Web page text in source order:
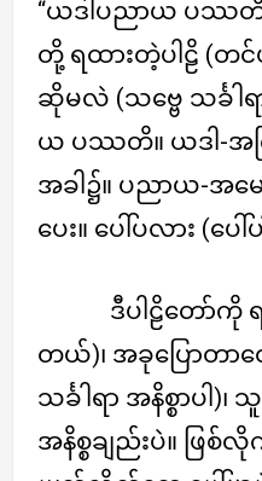
“ယဒါပညာယ ပဿတိ”
တို့ ရထားတဲ့ပါဠိ (တ
ဆိုမလဲ (သဗ္ဗေ သင်္ခါ
ယ ပဿတိ။ ယဒါ-အ
အခါ၌။ ပညာယ-အ
ပေး။ ပေါ်ပလား (ပေါ်
ဒီပါဠိတော်ကို
တယ်)၊ အခုပြောတ
သင်္ခါရာ အနိစ္စာပါ)
အနိစ္စချည်းပဲ။ ဖြ